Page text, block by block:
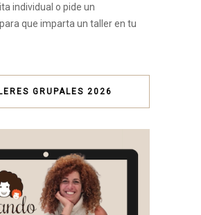
individual o pide un
que imparta un taller en tu
GRUPALES 2026